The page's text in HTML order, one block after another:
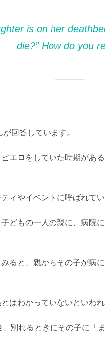
is on her
die?” How do you
回答しています。
エロをしていた時期がある
ィやイベントに呼ばれてい
どもの一人の親に、病院
ると、親からその子が病
はわかっていないといわれ
別れるときにその子に「